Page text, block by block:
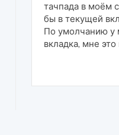
тачпада в моём
бы в текущей
По умолчанию у
вкладка, мне